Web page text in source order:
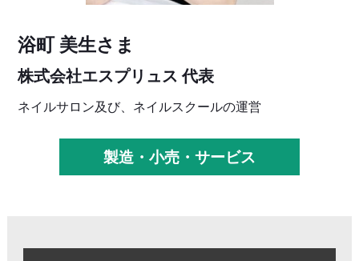
浴町 美生さま
株式会社エスプリュス 代表
ネイルサロン及び、ネイルスクールの運営
製造・小売・サービス